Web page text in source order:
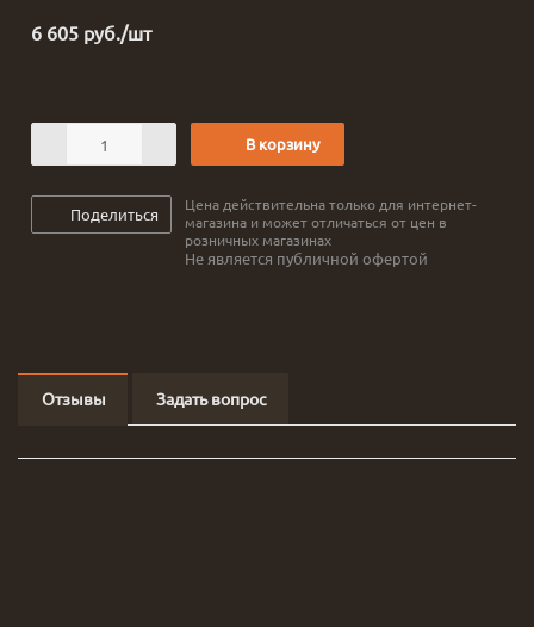
6 605 руб./шт
В корзину
Поделиться
Цена действительна только для интернет-
магазина и может отличаться от цен в
розничных магазинах
Не является публичной офертой
Отзывы Задать вопрос